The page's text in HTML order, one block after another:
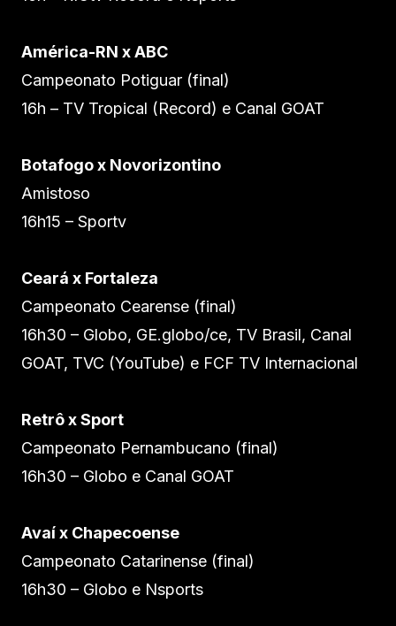
América-RN x ABC
Campeonato Potiguar (final)
16h – TV Tropical (Record) e Canal GOAT
Botafogo x Novorizontino
Amistoso
16h15 – Sportv
Ceará x Fortaleza
Campeonato Cearense (final)
16h30 – Globo, GE.globo/ce, TV Brasil, Canal
GOAT, TVC (YouTube) e FCF TV Internacional
Retrô x Sport
Campeonato Pernambucano (final)
16h30 – Globo e Canal GOAT
Avaí x Chapecoense
Campeonato Catarinense (final)
16h30 – Globo e Nsports